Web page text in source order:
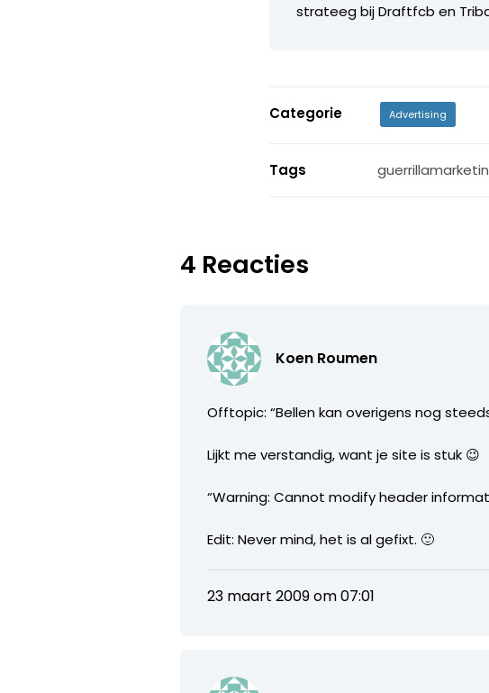
strateeg bij Draftfcb en
Categorie Advertising
Tags
4 Reacties
Koen Roumen
Offtopic: “Bellen kan overigens nog
Lijkt me verstandig, want je site is stuk 😉
“Warning: Cannot modify header
Edit: Never mind, het is al gefixt. 🙂
23 maart 2009 om 07:01